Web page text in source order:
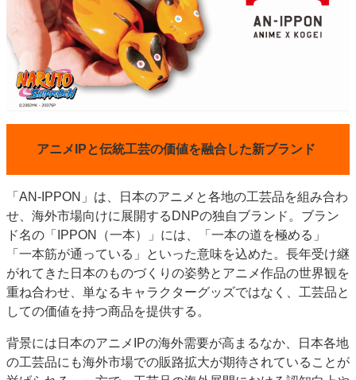
運営
会社案内
購読・購入申し込み
サイトポリシー
お問い合わせ
アニメIPと伝統工芸の価値を融合した新ブランド
「AN-IPPON」は、日本のアニメと各地の工芸品を組み合わ
せ、海外市場向けに展開するDNPの独自ブランド。ブラン
ド名の「IPPON（一本）」には、「一本の道を極める」
「一本筋が通っている」といった意味を込めた。長年受け継
がれてきた日本のものづくりの姿勢とアニメ作品の世界観を
重ね合わせ、単なるキャラクターグッズではなく、工芸品と
しての価値を持つ商品を提供する。
背景には日本のアニメIPの海外需要が高まるなか、日本各地
の工芸品にも海外市場での販路拡大が期待されていることが